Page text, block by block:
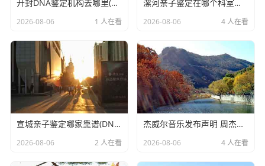
开封DNA鉴定机构去哪里(司法亲子鉴定大概收费)
2026-08-06 1 人在看
漯河亲子鉴定在哪个科室做(本地正规DNA亲子鉴定中心列表)
2026-08-06 4 人在看
宣城亲子鉴定哪家靠谱(DNA亲子鉴定哪家医院可以做)
2026-08-06 2 人在看
杰威尔音乐发布声明 周杰伦相关网络传闻均属不实信息
2026-08-06 4 人在看